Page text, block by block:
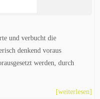
und verbucht die
denkend voraus
werden, durch
[weiterlesen]